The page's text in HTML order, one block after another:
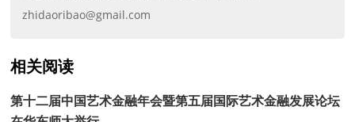
zhidaoribao@gmail.com
相关阅读
第十二届中国艺术金融年会暨第五届国际艺术金融发展论坛